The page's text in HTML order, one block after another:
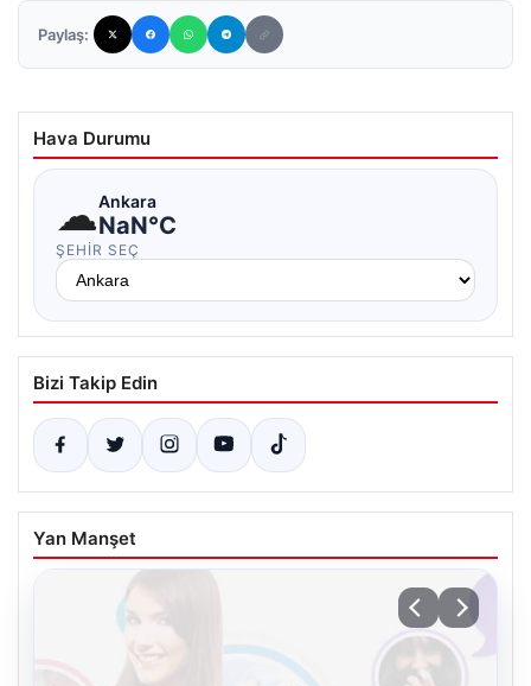
Paylaş:
Hava Durumu
☁Ankara
NaN°C
ŞEHIR SEÇ
Bizi Takip Edin
Yan Manşet